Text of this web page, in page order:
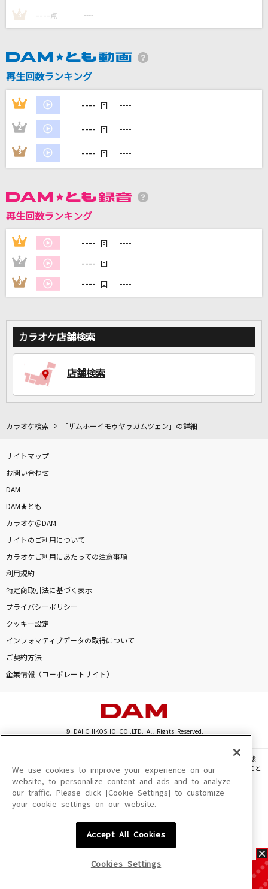
みきとP
いよわ feat.可不
realitYhurts.
CVLTE
[生音]長い夜
松山千春
優里
ワンアンドオンリー
timelesz
カラオケをもっと楽しもう！
3 ---- 点 ----
再生回数ランキング
1 ---- 回 ----
2 ---- 回 ----
3 ---- 回 ----
再生回数ランキング
1 ---- 回 ----
2 ---- 回 ----
3 ---- 回 ----
カラオケ店舗検索
店舗検索
カラオケ検索 「ザムホーイモゥヤゥガムツェン」の詳細
サイトマップ
お問い合わせ
DAM
DAM★とも
カラオケ＠DAM
サイトのご利用について
カラオケご利用にあたっての注意事項
利用規約
特定商取引法に基づく表示
プライバシーポリシー
クッキー設定
インフォマティブデータの取得について
ご契約方法
企業情報（コーポレートサイト）
© DAIICHIKOSHO CO.,LTD. All Rights Reserved.
このサイトに掲載されている一切の文章・画像・写真・動画・音声等を、手段や形態
を問わず、著作権法の定める範囲を超えて無断で複製、転載、ファイル化などすること
を禁じます。
楽曲及びコンテンツは、機種によりご利用いただけない場合があります。
楽曲及びコンテンツの配信日、配信内容が変更になる場合があります。
We use cookies to improve your experience on our
website, to personalize content and ads and to analyze
our traffic. Please click [Cookie Settings] to customize
your cookie settings on our website.
Accept All Cookies
Cookies Settings